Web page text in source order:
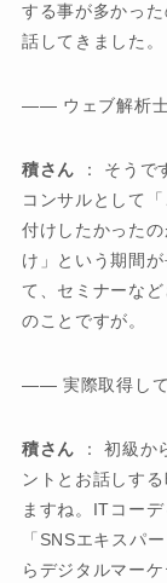
する事が多かっ
話してきました。
―― ウェブ解析士
積さん ： そうで
コンサルとして
付けしたかった
け」という期間
て、セミナーな
のことですが。
―― 実際取得して
積さん ： 初級か
ントとお話しす
ますね。ITコー
「SNSエキスパ
らデジタルマー